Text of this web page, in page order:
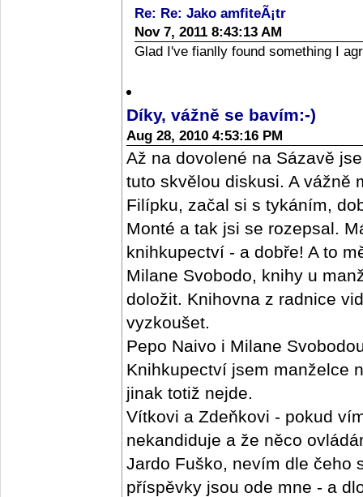
Re: Re: Jako amfiteÃ¡tr
Nov 7, 2011 8:43:13 AM
Glad I've fianlly found something I
Díky, vážně se bavím:-)
Aug 28, 2010 4:53:16 PM
Až na dovolené na Sázavě
tuto skvělou diskusi. A vážně
Filípku, začal si s tykáním,
Monté a tak jsi se rozepsal.
knihkupectví - a dobře! A to
Milane Svobodo, knihy u
doložit. Knihovna z radnice
vyzkoušet.
Pepo Naivo i Milane
Knihkupectví jsem manželce
jinak totiž nejde.
Vítkovi a Zdeňkovi - pokud
nekandiduje a že něco
Jardo Fuško, nevím dle čeho
příspěvky jsou ode mne - a